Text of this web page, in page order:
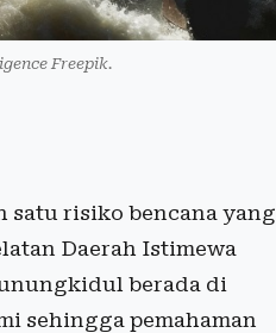
Freepik.
satu risiko bencana yang
Daerah Istimewa
berada di
sehingga pemahaman